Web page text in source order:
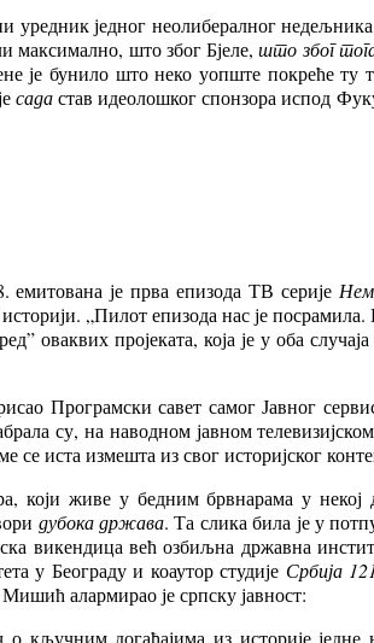
једног неолибералног
максимално, што због Бјеле,што због
бунило што неко уопште покреће ту
садастав идеолошког спонзора испод
емитована је прва епизода ТВ серије
„Пилот епизода нас је
пројеката, која је у оба
Програмски савет самог Јавног
су, на наводном јавном
иста измешта из свог историјског
живе у бедним брвнарама у некој
дубока држава. Та слика била је у
викендица већ озбиљна државна
у Београду и коаутор студије Србија
алармирао је српску јавност: